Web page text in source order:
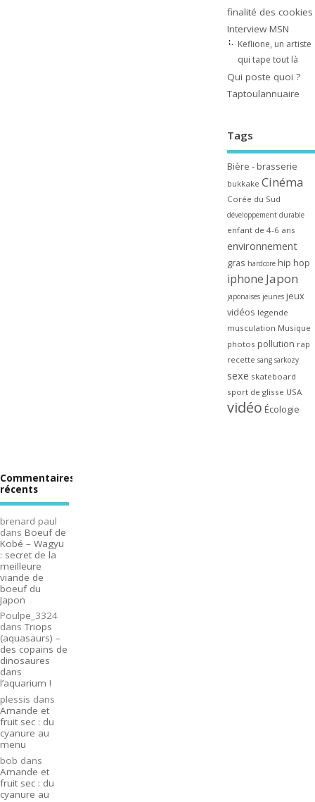
finalité des cookies
Interview MSN
Keflione, un artiste
qui tape tout là
Qui poste quoi ?
Taptoulannuaire
Tags
Bière - brasserie
bukkake Cinéma
Corée du Sud
développement durable
enfant de 4-6 ans
environnement
gras hardcore hip hop
iphone Japon
japonaises jeunes jeux
vidéos légende
musculation Musique
photos pollution rap
recette sang sarkozy
sexe skateboard
sport de glisse USA
vidéo Écologie
Commentaires
récents
brenard paul
dans Boeuf de
Kobé – Wagyu
: secret de la
meilleure
viande de
boeuf du
Japon
Poulpe_3324
dansTriops
(aquasaurs) –
des copains de
dinosaures
dans
l’aquarium !
plessis dans
Amande et
fruit sec : du
cyanure au
menu
bob dans
Amande et
fruit sec : du
cyanure au